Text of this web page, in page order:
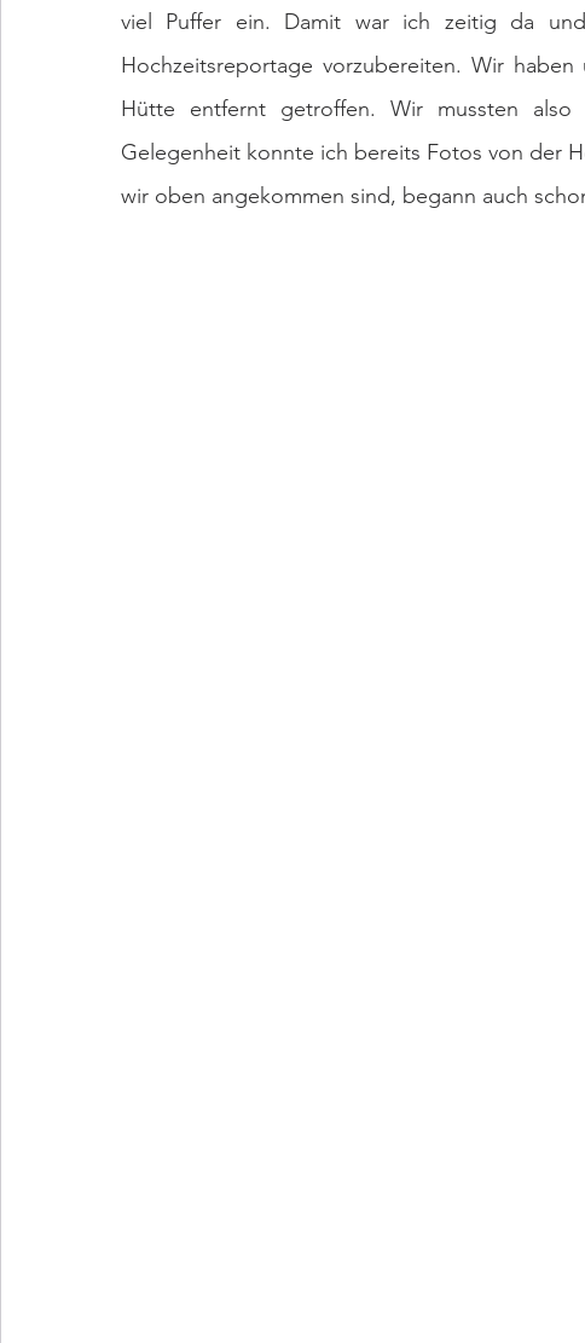
viel Puffer ein. Damit war ich zeitig da
Hochzeitsreportage vorzubereiten. Wir
Hütte entfernt getroffen. Wir mussten
Gelegenheit konnte ich bereits Fotos von der
wir oben angekommen sind, begann auch